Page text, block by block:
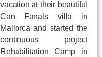
vacation at their beautiful
Can Fanals villa in
Mallorca and started the
continuous project
Rehabilitation Camp in